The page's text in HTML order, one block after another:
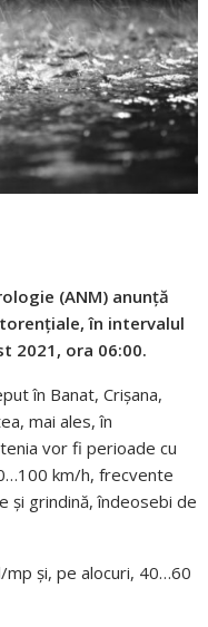
(ANM) anunță
în intervalul
2021, ora 06:00.
în Banat, Crișana,
mai ales, în
vor fi perioade cu
km/h, frecvente
și grindină, îndeosebi de
și, pe alocuri, 40…60